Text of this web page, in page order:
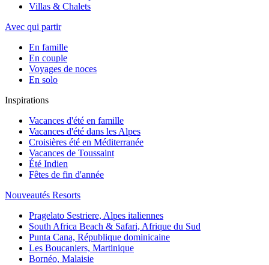
Villas & Chalets
Avec qui partir
En famille
En couple
Voyages de noces
En solo
Inspirations
Vacances d'été en famille
Vacances d'été dans les Alpes
Croisières été en Méditerranée
Vacances de Toussaint
Été Indien
Fêtes de fin d'année
Nouveautés Resorts
Pragelato Sestriere, Alpes italiennes
South Africa Beach & Safari, Afrique du Sud
Punta Cana, République dominicaine
Les Boucaniers, Martinique
Bornéo, Malaisie